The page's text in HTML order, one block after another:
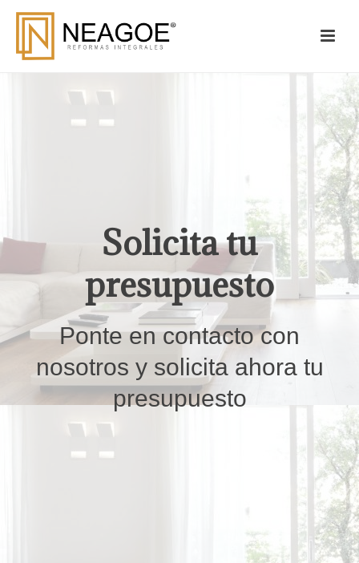
Solicita tu
presupuesto
Ponte en contacto con
nosotros y solicita ahora tu
presupuesto